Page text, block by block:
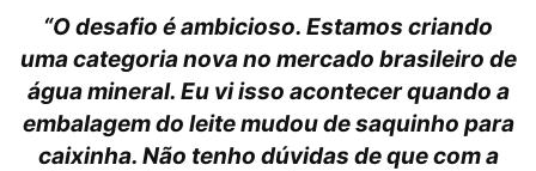
“O desafio é ambicioso. Estamos criando
uma categoria nova no mercado brasileiro de
água mineral. Eu vi isso acontecer quando a
embalagem do leite mudou de saquinho para
caixinha. Não tenho dúvidas de que com a